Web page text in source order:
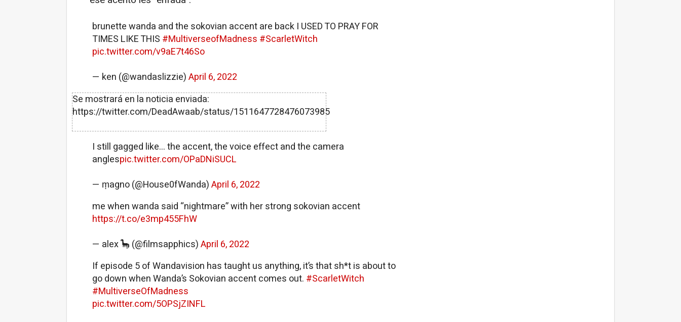
brunette wanda and the sokovian accent are back I USED TO PRAY FOR
TIMES LIKE THIS #MultiverseofMadness #ScarletWitch
pic.twitter.com/v9aE7t46So
— ken (@wandaslizzie)April 6, 2022
Se mostrará en la noticia enviada:
https://twitter.com/DeadAwaab/status/1511647728476073985
I still gagged like... the accent, the voice effect and the camera
anglespic.twitter.com/OPaDNiSUCL
— ṃagno (@House0fWanda)April 6, 2022
me when wanda said “nightmare” with her strong sokovian accent
https://t.co/e3mp455FhW
— alex 🦕 (@filmsapphics)April 6, 2022
If episode 5 of Wandavision has taught us anything, it’s that sh*t is about to
go down when Wanda’s Sokovian accent comes out. #ScarletWitch
#MultiverseOfMadness
pic.twitter.com/5OPSjZINFL